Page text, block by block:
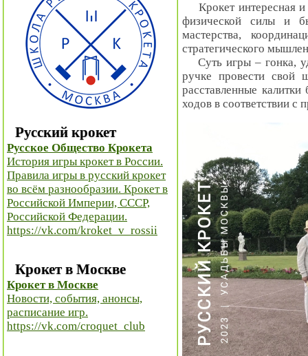
Русский крокет
Русское Общество Крокета
История игры крокет в России.
Правила игры в русский крокет
во всём разнообразии. Крокет в
Российской Империи, СССР,
Российской Федерации.
https://vk.com/kroket_v_rossii
Крокет в Москве
Крокет в Москве
Новости, события, анонсы,
расписание игр.
https://vk.com/croquet_club
Крокет интересная и
физической силы и
мастерства,
стратегического
Суть игры – гонка,
ручке провести свой
расставленные
ходов в соответствии с